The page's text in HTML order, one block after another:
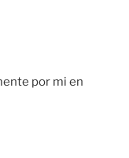
por mi en